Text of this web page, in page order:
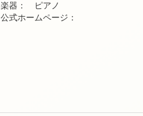
楽器： ピアノ
公式ホームページ：